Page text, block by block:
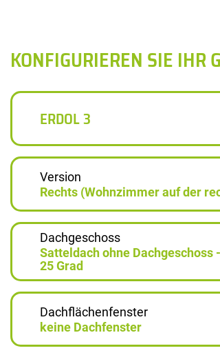
KONFIGURIEREN SIE IHR
ERDOL 3
Version
Rechts (Wohnzimmer auf der
Dachgeschoss
Satteldach ohne Dachgeschoss
25 Grad
Dachflächenfenster
keine Dachfenster